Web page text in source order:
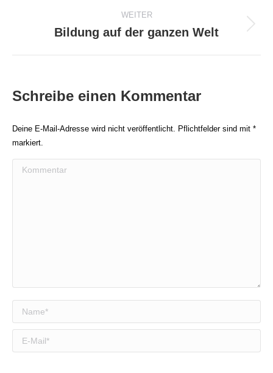
WEITER
Nächster
Bildung auf der ganzen Welt
Schreibe einen Kommentar
Deine E-Mail-Adresse wird nicht veröffentlicht. Pflichtfelder sind mit *
markiert.
Kommentar
Name *
E-Mail *